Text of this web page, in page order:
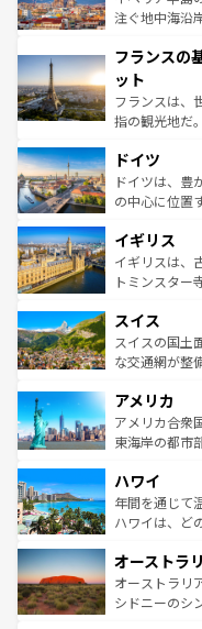
ピザやパスタ
ませてくれる
なお、新着の
しい。
注ぐ地中海沿
文化が根付く
れる闘牛、そ
る。首都マド
アートに溢れ
せる。地方に
ンテンツ一覧
フランスの
ット
フランスは、
指の観光地だ
で、幅広い魅
聖堂、美しい
から魅了する
いる。シャン
香り高いラベ
らに、パリ以
れる地方に足
を参照してほ
ドイツ
ドイツは、豊
の中心に位置
顔を持つこの
ルリンの文化
してライン川
は、お酒好きな人
ドイツ情報は
イギリス
イギリスは、
トミンスター
リアごとに異
ティー、ビー
戦など、本場
ンツ一覧を参
スイス
スイスの国土
な交通網が整
の建物がその
博物館もあり
ことができる
ば市内交通費無
着のスイス情
アメリカ
アメリカ合衆
東海岸の都市
のような巨大
ンメントが詰
西部には大自
部のニューオ
文化が魅力。
しみながら、
ハワイ
年間を通じて
ハワイは、ど
ワイ島は見逃
島だが、静か
おすすめ。エ
オーストラ
オーストラリ
シドニーのシ